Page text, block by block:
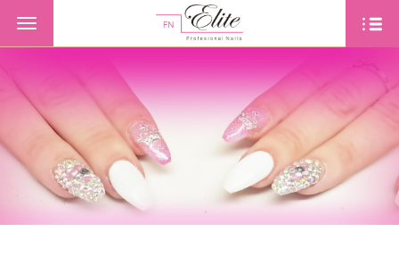
Toggle
navigation
PRODUKTE
OFERTAS
CONTACTO
NUESTROS SERVICIOS